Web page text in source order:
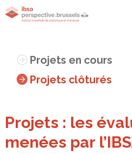
Projets en cours
Projets clôturés
Projets : les
menées par